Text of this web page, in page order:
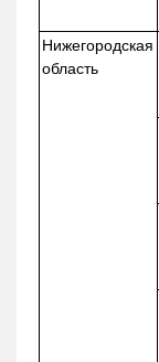
Нижегородская
область